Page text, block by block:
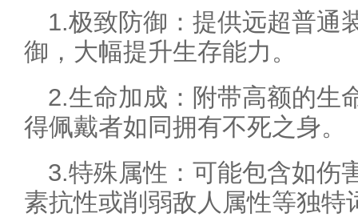
1.极致防御：提供远超普通
御，大幅提升生存能力。
2.生命加成：附带高额的生
得佩戴者如同拥有不死之身。
3.特殊属性：可能包含如伤
素抗性或削弱敌人属性等独特